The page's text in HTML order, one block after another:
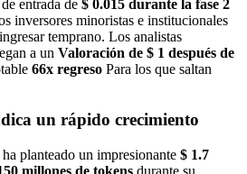
entrada de $ 0.015 durante la fase 2
inversores minoristas e institucionales
temprano. Los analistas
a un Valoración de $ 1 después de
66x regreso Para los que saltan
un rápido crecimiento
planteado un impresionante $ 1.7
millones de tokens durante su